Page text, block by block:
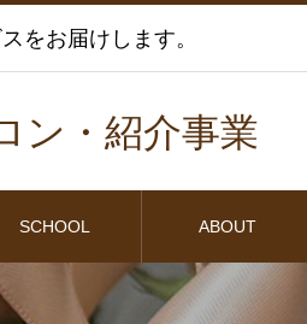
をお届けします。
ン・紹介事業
SCHOOL ABOUT